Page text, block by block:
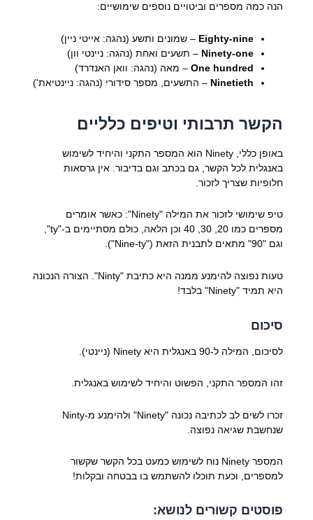
הנה כמה מספרים וביטויים נוספים שימושיים:
Eighty-nine – שמונים ותשע (נהגה: אייטי ניין)
Ninety-one – תשעים ואחת (נהגה: ניינטי וון)
One hundred– מאה (נהגה: וואן האנדרד)
Ninetieth – התשעים, מספר סידורי (נהגה: ניינטיאת')
הקשר תרבותי וטיפים כלליים
באופן כללי, Ninety הוא המספר התקני והיחיד לשימוש
באנגלית לכל הקשר, גם בכתב וגם בדיבור. אין גרסאות
חלופיות שצריך לזכור.
טיפ שימושי לזכור את המילה "Ninety": כאשר אומרים
מספרים כמו 20, 30, 40 וכן הלאה, כולם מסתיימים ב-"ty",
וגם "90" מתאים לתבנית הזאת ("Nine-ty").
טעות נפוצה להימנע ממנה היא כתיבת "Ninty". הצורה הנכונה
היא תמיד "Ninety" בלבד!
סיכום
לסיכום, המילה ל-90 באנגלית היא Ninety (ניינטי).
זהו המספר התקני, הפשוט והיחיד לשימוש באנגלית.
זכרו לשים לב לכתיבה נכונה "Ninety" ולהימנע מ-Ninty
שנחשבת שגיאה נפוצה.
המספר Ninety נוח לשימוש כמעט בכל הקשר שקשור
למספרים, וכעת תוכלו להשתמש בו בבטחה ובקלות!
פוסטים קשורים לנושא: